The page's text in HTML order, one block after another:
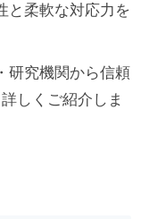
と柔軟な対応力を
研究機関から信頼
しくご紹介しま